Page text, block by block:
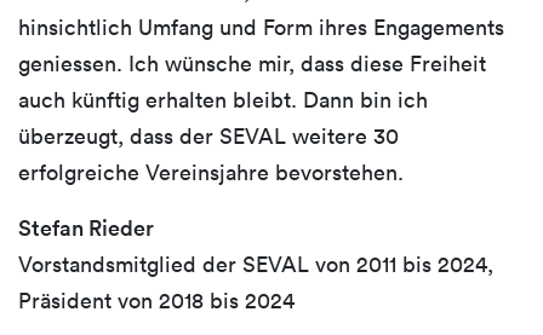
hinsichtlich Umfang und Form ihres Engagements
geniessen. Ich wünsche mir, dass diese Freiheit
auch künftig erhalten bleibt. Dann bin ich
überzeugt, dass der SEVAL weitere 30
erfolgreiche Vereinsjahre bevorstehen.
Stefan Rieder
Vorstandsmitglied der SEVAL von 2011 bis 2024,
Präsident von 2018 bis 2024